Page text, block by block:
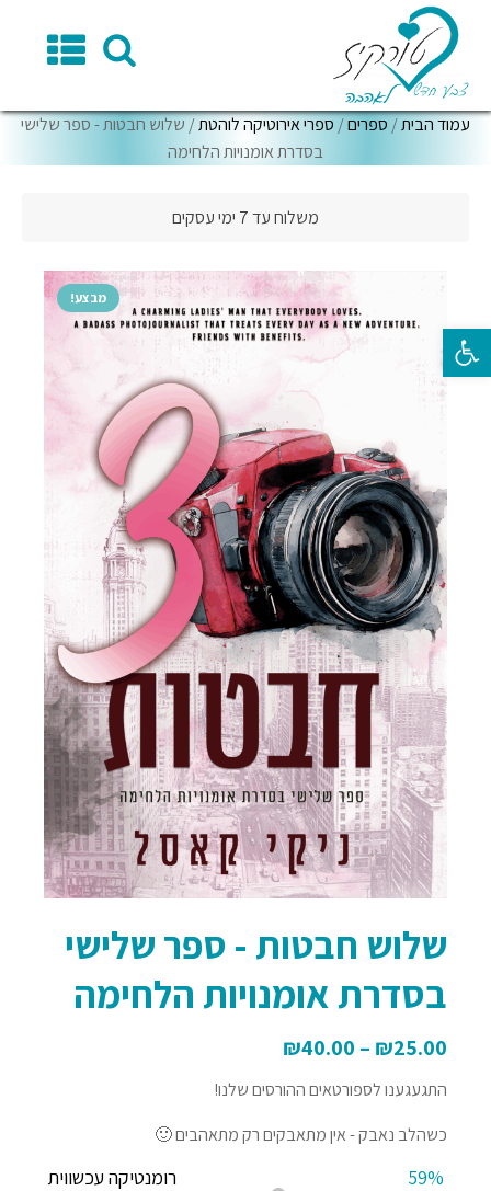
פתח סרגל נגישות
עמוד הבית/ ספרים/ ספרי אירוטיקה לוהטת/ שלוש חבטות - ספר שלישי
בסדרת אומנויות הלחימה
משלוח עד 7 ימי עסקים
מבצע!
שלוש חבטות - ספר שלישי
בסדרת אומנויות הלחימה
₪25.00
–
₪40.00
התגעגענו לספורטאים ההורסים שלנו!
כשהלב נאבק - אין מתאבקים רק מתאהבים 🙂
רומנטיקה עכשווית 59%